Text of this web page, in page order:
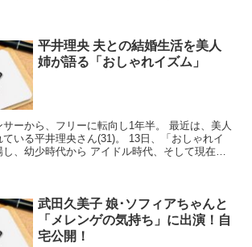
平井理央 夫との結婚生活を美人
姉が語る「おしゃれイズム」
ーから、フリーに転向し1年半。 最近は、美人
いる平井理央さん(31)。 13日、「おしゃれイ
、幼少時代から アイドル時代、そして現在の
武田久美子 娘･ソフィアちゃんと
「メレンゲの気持ち」に出演！自
宅公開！